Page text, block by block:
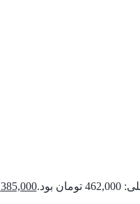
بود. 385,000